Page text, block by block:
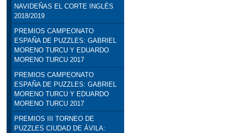
NAVIDEÑAS EL CORTE INGLÉS
2018/2019
PREMIOS CAMPEONATO
ESPAÑA DE PUZZLES: GABRIEL
MORENO TURCU Y EDUARDO
MORENO TURCU 2017
PREMIOS CAMPEONATO
ESPAÑA DE PUZZLES: GABRIEL
MORENO TURCU Y EDUARDO
MORENO TURCU 2017
PREMIOS III TORNEO DE
PUZZLES CIUDAD DE ÁVILA: